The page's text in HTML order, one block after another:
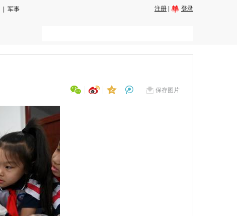
军事
注册 登录
保存图片